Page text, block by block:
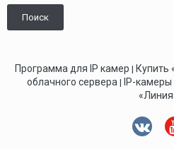
Поиск
Программа для IP камер | Купить
облачного сервера | IP-